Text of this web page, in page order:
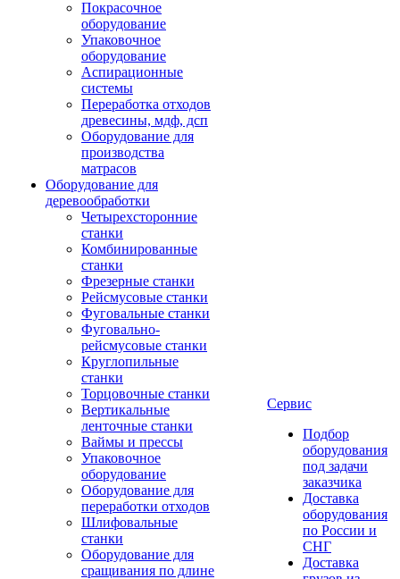
Покрасочное
оборудование
Упаковочное
оборудование
Аспирационные
системы
Переработка отходов
древесины, мдф, дсп
Оборудование для
производства
матрасов
Оборудование для
деревообработки
Четырехсторонние
станки
Комбинированные
станки
Фрезерные станки
Рейсмусовые станки
Фуговальные станки
Фуговально-
рейсмусовые станки
Круглопильные
станки
Торцовочные станки
Вертикальные
ленточные станки
Ваймы и прессы
Упаковочное
оборудование
Оборудование для
переработки отходов
Шлифовальные
станки
Оборудование для
сращивания по длине
Сервис
Подбор
оборудования
под задачи
заказчика
Доставка
оборудования
по России и
СНГ
Доставка